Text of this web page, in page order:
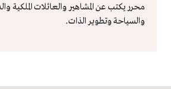
محرر يكتب عن المشاهير والعائلات الملكية
والسياحة وتطوير الذات.